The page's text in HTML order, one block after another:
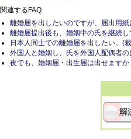
関連するFAQ
離婚届を出したいのですが、届出用
離婚届提出後も、婚姻中の氏を継続
日本人同士での離婚届を出したい。(
外国人と婚姻し、氏を外国人配偶者
夜でも、婚姻届・出生届は出せますか